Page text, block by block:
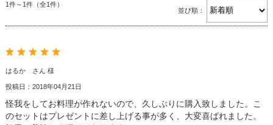
1件～1件（全1件）
並び順：
はるか さん 様
投稿日：2018年04月21日
怪我をしてお料理が作れないので、久しぶりに購入致しました。こ
のセットはプレゼントに差し上げる事が多く、大変喜ばれました。